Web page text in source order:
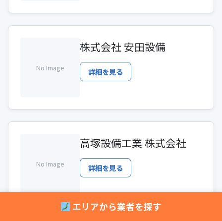
No Image
株式会社 安田設備
詳細を見る
No Image
高塚設備工業 株式会社
詳細を見る
エリアから業者を探す